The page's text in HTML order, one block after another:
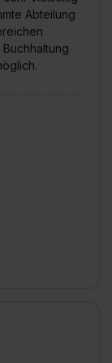
„Details
Abteilung